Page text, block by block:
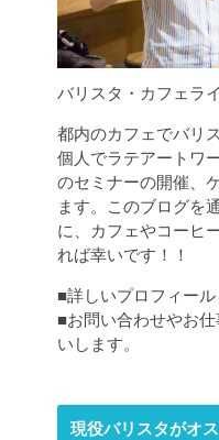
バリスタ・カフェラ
都内のカフェでバリ
個人でラテアートワ
のセミナーの開催、
ます。このブログを
に、カフェやコーヒ
れば幸いです！！
■詳しいプロフィー
■お問い合わせやお
いします。
現役バリスタがオ